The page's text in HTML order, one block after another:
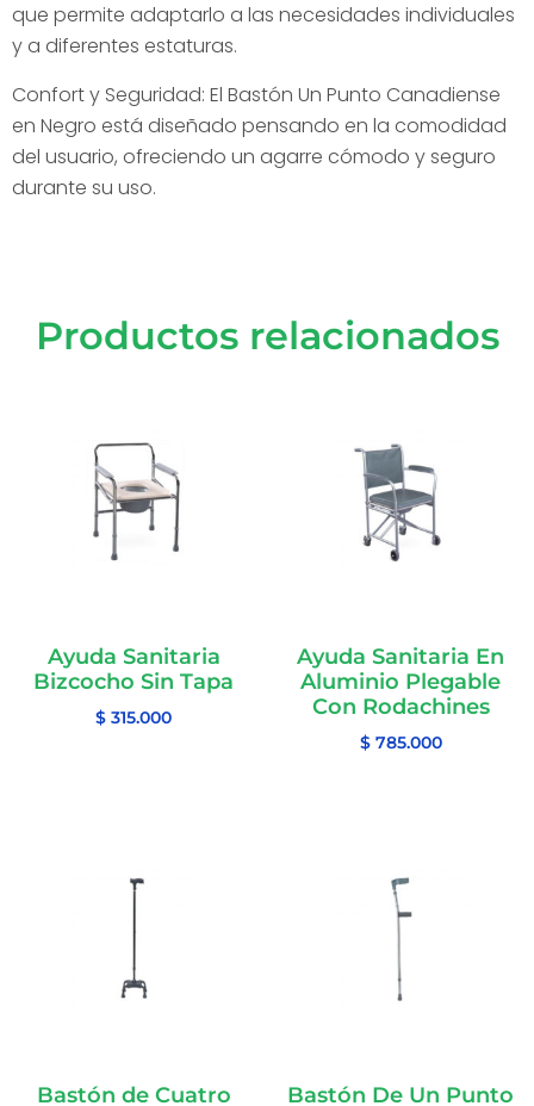
que permite adaptarlo a las necesidades individuales
y a diferentes estaturas.
Confort y Seguridad: El Bastón Un Punto Canadiense
en Negro está diseñado pensando en la comodidad
del usuario, ofreciendo un agarre cómodo y seguro
durante su uso.
Productos relacionados
Ayuda Sanitaria
Bizcocho Sin Tapa
$ 315.000
Ayuda Sanitaria En
Aluminio Plegable
Con Rodachines
$785.000
Bastón de Cuatro Bastón De Un Punto